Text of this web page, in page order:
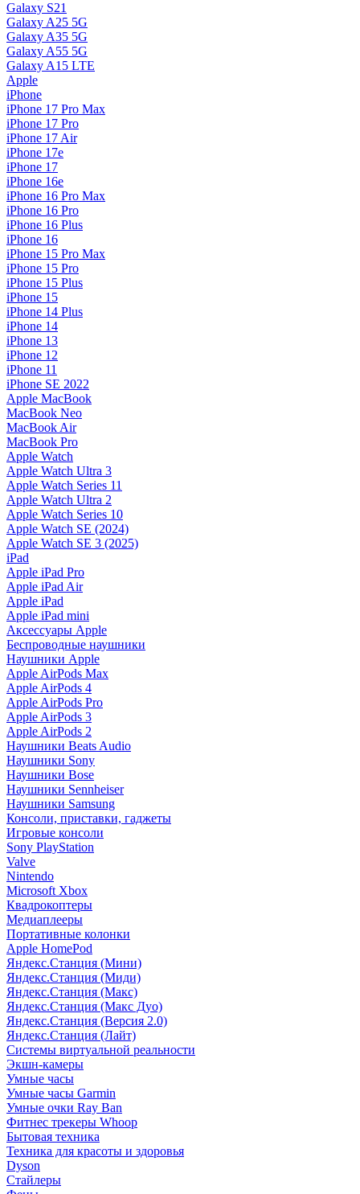
Galaxy S21
Galaxy A25 5G
Galaxy A35 5G
Galaxy A55 5G
Galaxy A15 LTE
Apple
iPhone
iPhone 17 Pro Max
iPhone 17 Pro
iPhone 17 Air
iPhone 17e
iPhone 17
iPhone 16e
iPhone 16 Pro Max
iPhone 16 Pro
iPhone 16 Plus
iPhone 16
iPhone 15 Pro Max
iPhone 15 Pro
iPhone 15 Plus
iPhone 15
iPhone 14 Plus
iPhone 14
iPhone 13
iPhone 12
iPhone 11
iPhone SE 2022
Apple MacBook
MacBook Neo
MacBook Air
MacBook Pro
Apple Watch
Apple Watch Ultra 3
Apple Watch Series 11
Apple Watch Ultra 2
Apple Watch Series 10
Apple Watch SE (2024)
Apple Watch SE 3 (2025)
iPad
Apple iPad Pro
Apple iPad Air
Apple iPad
Apple iPad mini
Аксессуары Apple
Беспроводные наушники
Наушники Apple
Apple AirPods Max
Apple AirPods 4
Apple AirPods Pro
Apple AirPods 3
Apple AirPods 2
Наушники Beats Audio
Наушники Sony
Наушники Bose
Наушники Sennheiser
Наушники Samsung
Консоли, приставки, гаджеты
Игровые консоли
Sony PlayStation
Valve
Nintendo
Microsoft Xbox
Квадрокоптеры
Медиаплееры
Портативные колонки
Apple HomePod
Яндекс.Станция (Мини)
Яндекс.Станция (Миди)
Яндекс.Станция (Макс)
Яндекс.Станция (Макс Дуо)
Яндекс.Станция (Версия 2.0)
Яндекс.Станция (Лайт)
Системы виртуальной реальности
Экшн-камеры
Умные часы
Умные часы Garmin
Умные очки Ray Ban
Фитнес трекеры Whoop
Бытовая техника
Техника для красоты и здоровья
Dyson
Стайлеры